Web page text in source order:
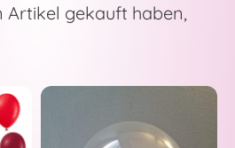
Artikel gekauft haben,